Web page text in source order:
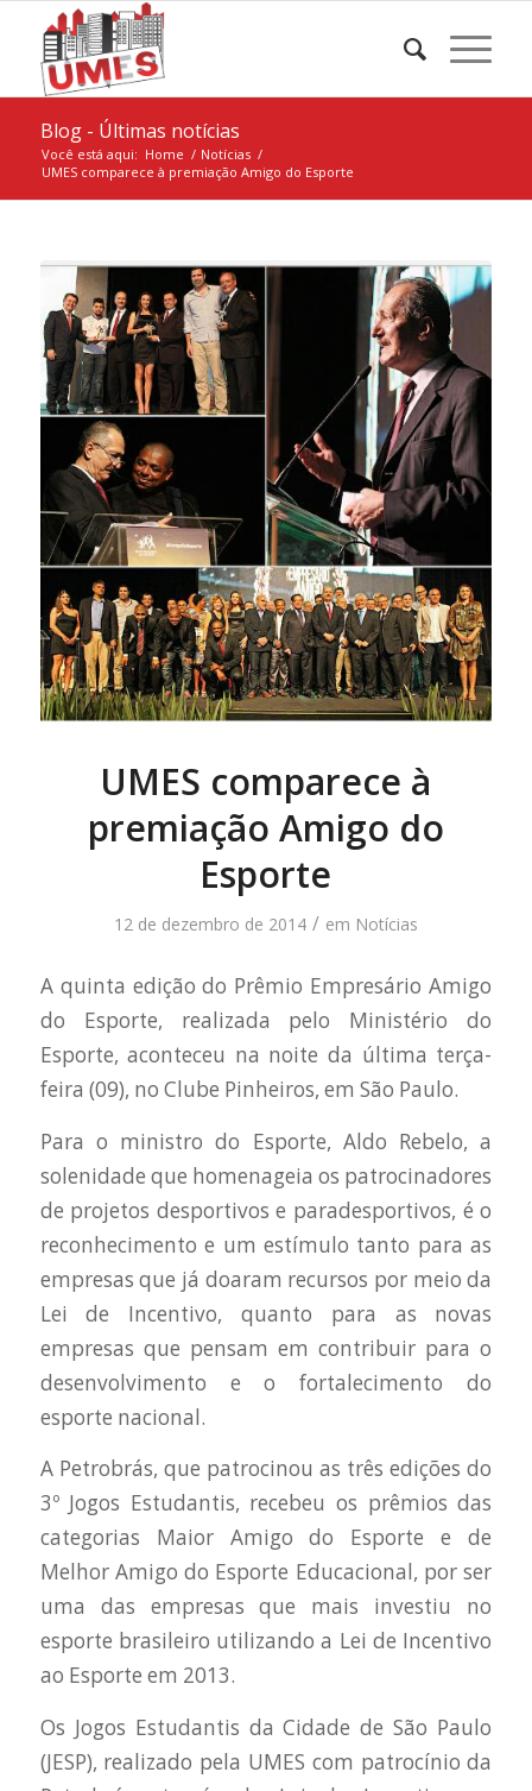
Blog - Últimas notícias
Você está aqui: Home / Notícias /
UMES comparece à premiação Amigo do Esporte
UMES comparece à
premiação Amigo do
Esporte
12 de dezembro de 2014 / em Notícias
A quinta edição do Prêmio Empresário Amigo
do Esporte, realizada pelo Ministério do
Esporte, aconteceu na noite da última terça-
feira (09), no Clube Pinheiros, em São Paulo.
Para o ministro do Esporte, Aldo Rebelo, a
solenidade que homenageia os patrocinadores
de projetos desportivos e paradesportivos, é o
reconhecimento e um estímulo tanto para as
empresas que já doaram recursos por meio da
Lei de Incentivo, quanto para as novas
empresas que pensam em contribuir para o
desenvolvimento e o fortalecimento do
esporte nacional.
A Petrobrás, que patrocinou as três edições do
3º Jogos Estudantis, recebeu os prêmios das
categorias Maior Amigo do Esporte e de
Melhor Amigo do Esporte Educacional, por ser
uma das empresas que mais investiu no
esporte brasileiro utilizando a Lei de Incentivo
ao Esporte em 2013.
Os Jogos Estudantis da Cidade de São Paulo
(JESP), realizado pela UMES com patrocínio da